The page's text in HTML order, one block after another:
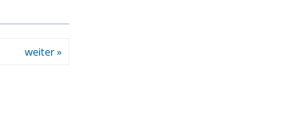
weiter »